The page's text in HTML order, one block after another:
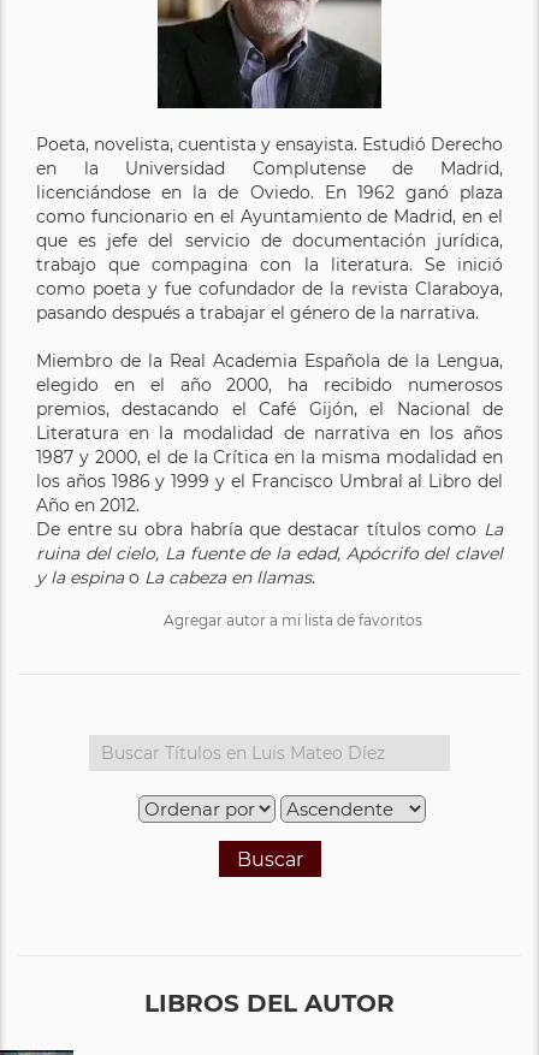
Poeta, novelista, cuentista y ensayista. Estudió Derecho
en la Universidad Complutense de Madrid,
licenciándose en la de Oviedo. En 1962 ganó plaza
como funcionario en el Ayuntamiento de Madrid, en el
que es jefe del servicio de documentación jurídica,
trabajo que compagina con la literatura. Se inició
como poeta y fue cofundador de la revista Claraboya,
pasando después a trabajar el género de la narrativa.
Miembro de la Real Academia Española de la Lengua,
elegido en el año 2000, ha recibido numerosos
premios, destacando el Café Gijón, el Nacional de
Literatura en la modalidad de narrativa en los años
1987 y 2000, el de la Crítica en la misma modalidad en
los años 1986 y 1999 y el Francisco Umbral al Libro del
Año en 2012.
De entre su obra habría que destacar títulos como La
ruina del cielo, La fuente de la edad, Apócrifo del clavel
y la espinao La cabeza en llamas.
Agregar autor a mi lista de favoritos
Buscar
LIBROS DEL AUTOR